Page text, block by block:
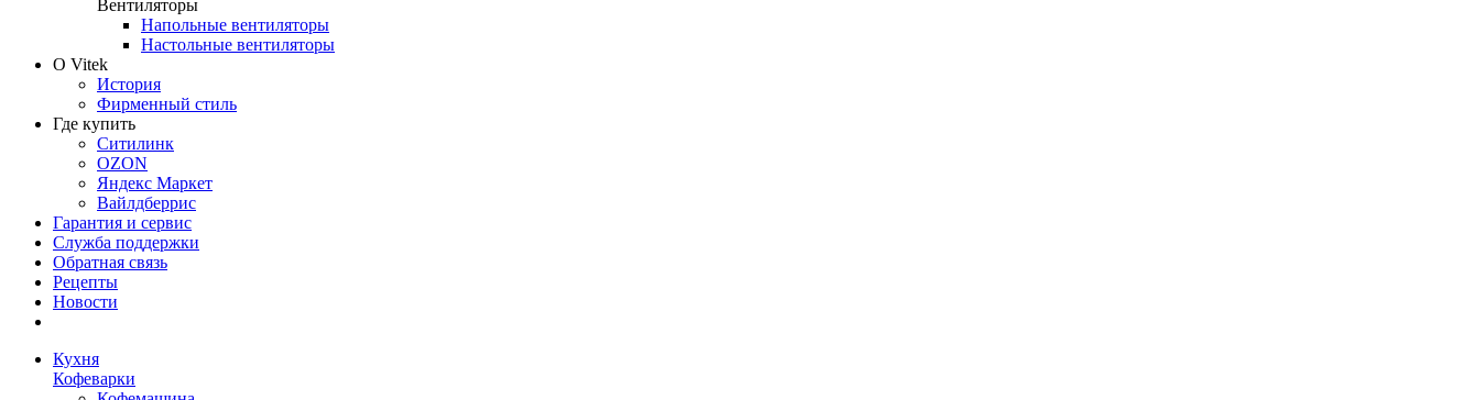
Вентиляторы
Напольные вентиляторы
Настольные вентиляторы
О Vitek
История
Фирменный стиль
Где купить
Ситилинк
OZON
Яндекс Маркет
Вайлдберрис
Гарантия и сервис
Служба поддержки
Обратная связь
Рецепты
Новости
Кухня
Кофеварки